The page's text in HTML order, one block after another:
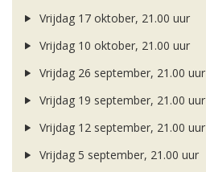
Vrijdag 17 oktober, 21.00 uur
Vrijdag 10 oktober, 21.00 uur
Vrijdag 26 september, 21.00 uur
Vrijdag 19 september, 21.00 uur
Vrijdag 12 september, 21.00 uur
Vrijdag 5 september, 21.00 uur